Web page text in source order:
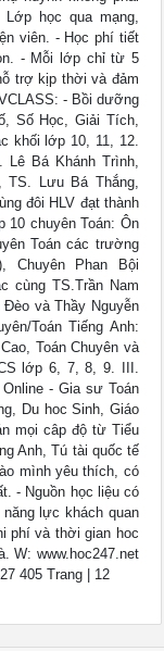
học qua mạng,
viên. - Học phí tiết
- Mỗi lớp chỉ từ 5
trợ kịp thời và đảm
- Bồi dưỡng
Số Học, Giải Tích,
khối lớp 10, 11, 12.
Lê Bá Khánh Trình,
TS. Lưu Bá Thắng,
đôi HLV đạt thành
10 chuyên Toán: Ôn
Toán các trường
Chuyên Phan Bội
cùng TS.Trần Nam
và Thầy Nguyễn
Toán Tiếng Anh:
Toán Chuyên và
lớp 6, 7, 8, 9. III.
- Gia sư Toán
Du hoc Sinh, Giáo
mọi câp độ từ Tiểu
Anh, Tú tài quốc tế
mình yêu thích, có
- Nguồn học liệu có
lực khách quan
phí và thời gian hoc
W: www.hoc247.net
405 Trang | 12